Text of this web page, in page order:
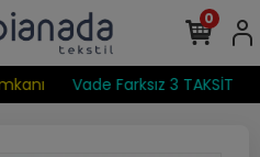
Vade Farksız 3 TAKSİT
0